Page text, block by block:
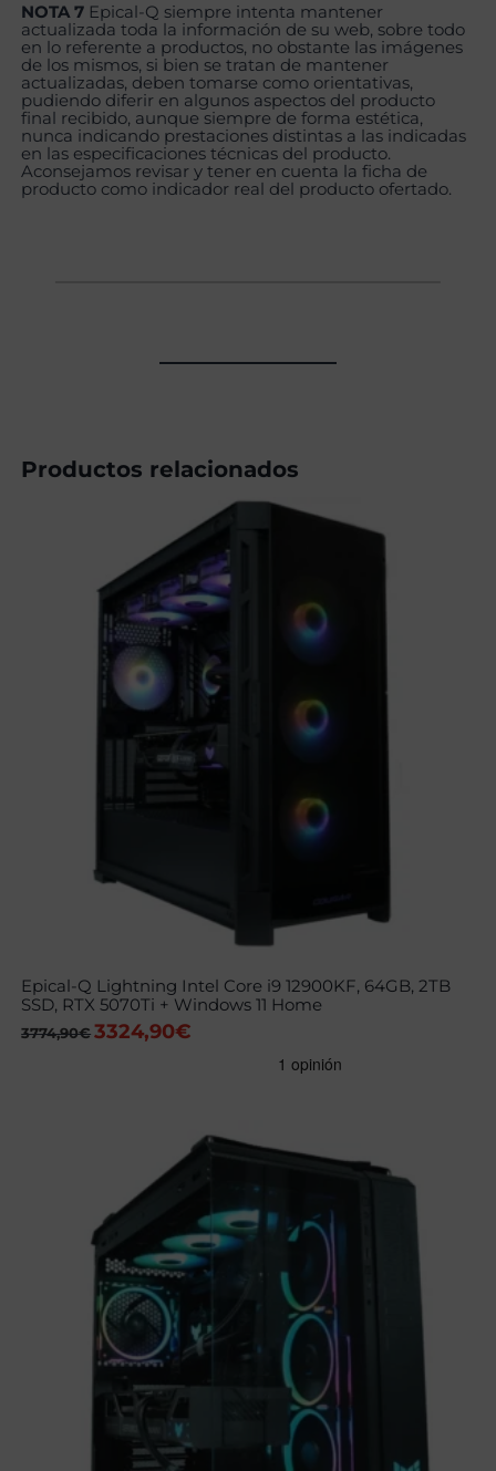
NOTA 7 Epical-Q siempre intenta mantener
actualizada toda la información de su web, sobre todo
en lo referente a productos, no obstante las imágenes
de los mismos, si bien se tratan de mantener
actualizadas, deben tomarse como orientativas,
pudiendo diferir en algunos aspectos del producto
final recibido, aunque siempre de forma estética,
nunca indicando prestaciones distintas a las indicadas
en las especificaciones técnicas del producto.
Aconsejamos revisar y tener en cuenta la ficha de
producto como indicador real del producto ofertado.
Productos relacionados
Epical-Q Lightning Intel Core i9 12900KF, 64GB, 2TB
SSD, RTX 5070Ti + Windows 11 Home
3774,90€ El
3324,90€